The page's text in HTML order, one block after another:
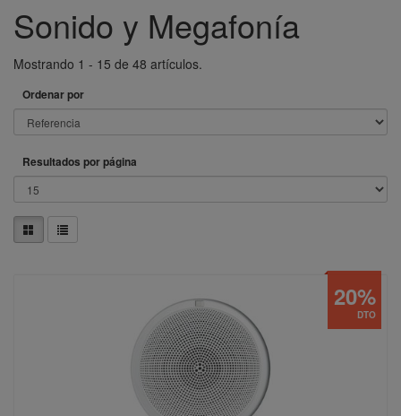
Sonido y Megafonía
Mostrando 1 - 15 de 48 artículos.
Ordenar por
Resultados por página
DTO
20%